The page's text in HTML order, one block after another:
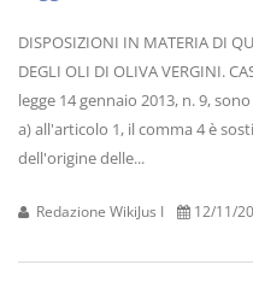
DISPOSIZIONI IN MATERIA DI
DEGLI OLI DI OLIVA VERGINI.
legge 14 gennaio 2013, n. 9,
a) all'articolo 1, il comma 4 è
dell'origine delle...
Redazione WikiJus I 12/11/